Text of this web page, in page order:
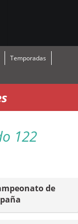
Temporadas
122
de